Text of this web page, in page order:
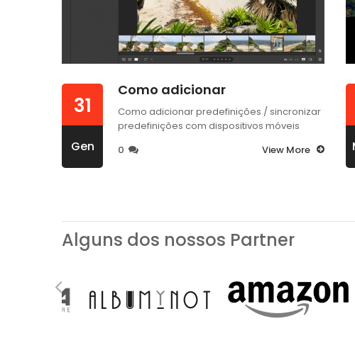
31
Gen
Como adicionar
Como adicionar predefinições / sincronizar
predefinições com dispositivos móveis
0
View More
Alguns dos nossos Partner